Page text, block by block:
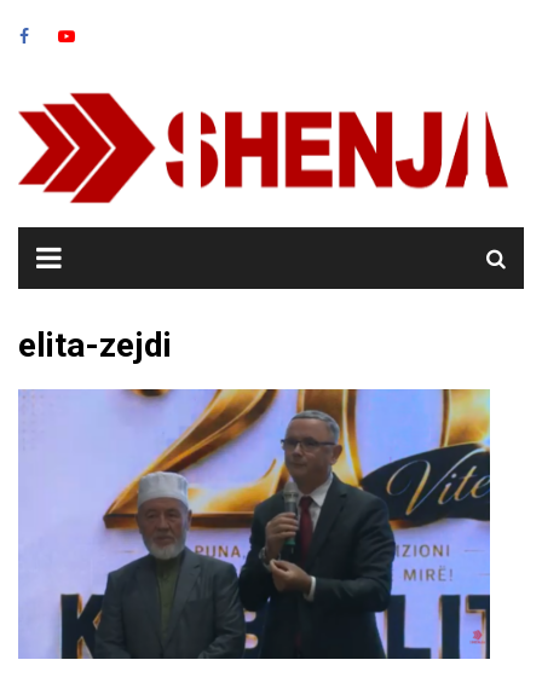
elita-zejdi